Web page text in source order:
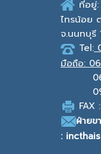
ที่อยู่
ไทรน้อย
จ.นนทบุรี
Tel:
มือถือ:
FAX :
ฝ่ายข
: